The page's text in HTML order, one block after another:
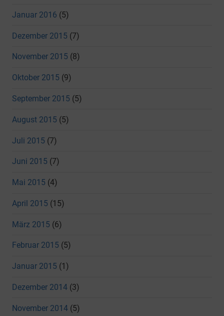
Januar 2016 (5)
Dezember 2015 (7)
November 2015 (8)
Oktober 2015 (9)
September 2015 (5)
August 2015 (5)
Juli 2015 (7)
Juni 2015 (7)
Mai 2015 (4)
April 2015 (15)
März 2015 (6)
Februar 2015 (5)
Januar 2015 (1)
Dezember 2014 (3)
November 2014 (5)